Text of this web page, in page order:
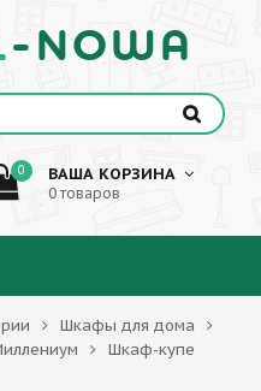
-NOWA
0 ВАША КОРЗИНА
0 товаров
Шкафы для дома
Шкаф-купе